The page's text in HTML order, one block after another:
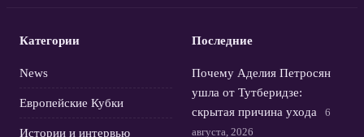
Категории
News
Европейские Кубки
Истории и интервью
Последние
Почему Аделия Петросян
ушла от Тутберидзе:
скрытая причина ухода
6
августа, 2026